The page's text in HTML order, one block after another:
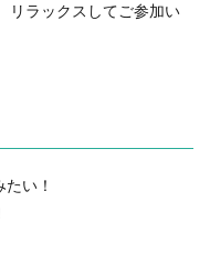
リラックスしてご参加い
い！